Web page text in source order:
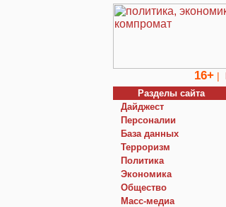
16+ |
Разделы сайта
Дайджест
Персоналии
База данных
Терроризм
Политика
Экономика
Общество
Macc-медиа